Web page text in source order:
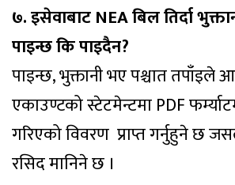
७. इसेवाबाट NEA बिल तिर्दा
पाइन्छ कि पाइदैन?
पाइन्छ, भुक्तानी भए पश्चात तपाँइले
एकाउण्टको स्टेटमेन्टमा PDF
गरिएको विवरण प्राप्त गर्नुहुने छ
रसिद मानिने छ ।